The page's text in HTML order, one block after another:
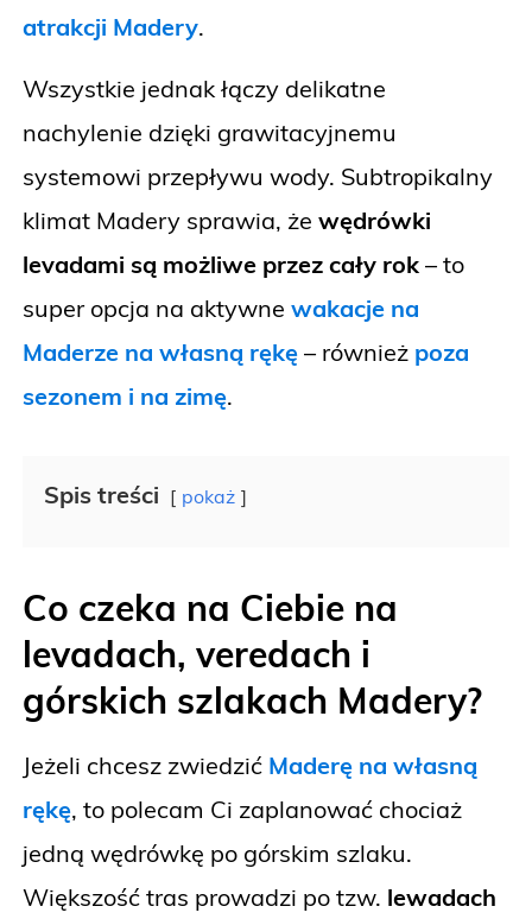
atrakcji Madery.
Wszystkie jednak łączy delikatne
nachylenie dzięki grawitacyjnemu
systemowi przepływu wody. Subtropikalny
klimat Madery sprawia, że wędrówki
levadami są możliwe przez cały rok – to
super opcja na aktywne wakacje na
Maderze na własną rękę – również poza
sezonem i na zimę.
Spis treści pokaż
Co czeka na Ciebie na
levadach, veredach i
górskich szlakach Madery?
Jeżeli chcesz zwiedzić Maderę na własną
rękę, to polecam Ci zaplanować chociaż
jedną wędrówkę po górskim szlaku.
Większość tras prowadzi po tzw. lewadach